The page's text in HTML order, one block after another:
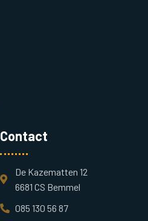
Contact
De Kazematten 12
6681 CS Bemmel
085 130 56 87